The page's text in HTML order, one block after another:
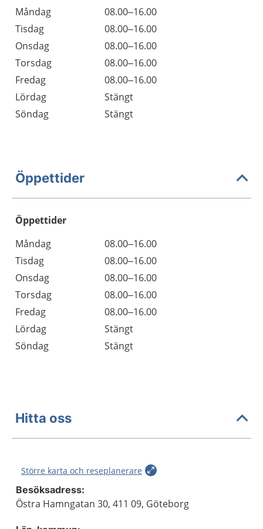
Måndag
08.00–16.00
Tisdag
08.00–16.00
Onsdag
08.00–16.00
Torsdag
08.00–16.00
Fredag
08.00–16.00
Lördag
Stängt
Söndag
Stängt
Öppettider
Öppettider
Dag
Öppettider
Kommentarer
Måndag
08.00–16.00
Tisdag
08.00–16.00
Onsdag
08.00–16.00
Torsdag
08.00–16.00
Fredag
08.00–16.00
Lördag
Stängt
Söndag
Stängt
Hitta oss
Större karta och reseplanerare
Besöksadress:
Östra Hamngatan 30, 411 09, Göteborg